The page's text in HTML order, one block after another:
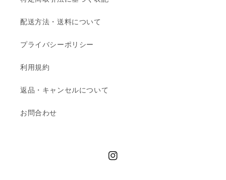
配送方法・送料について
プライバシーポリシー
利用規約
返品・キャンセルについて
お問合わせ
Instagram